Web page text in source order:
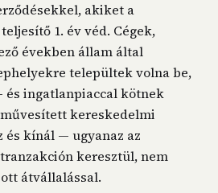
akiket a
1. év véd. Cégek,
években állam által
települtek volna be,
és ingatlanpiaccal kötnek
kereskedelmi
kínál — ugyanaz az
keresztül, nem
átvállalással.